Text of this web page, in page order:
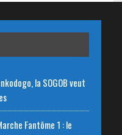
la SOGOB veut
Fantôme 1 : le